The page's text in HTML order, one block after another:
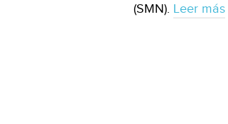
(SMN). Leer más